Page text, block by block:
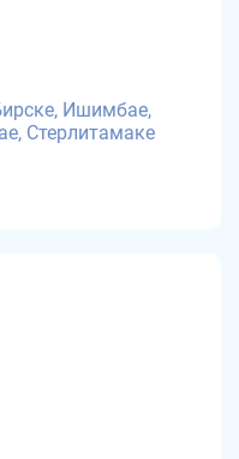
Ишимбае,
Стерлитамаке